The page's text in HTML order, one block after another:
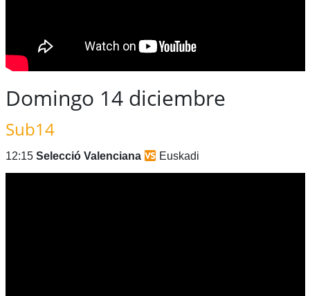
Domingo 14 diciembre
Sub14
12:15Selecció Valenciana Euskadi